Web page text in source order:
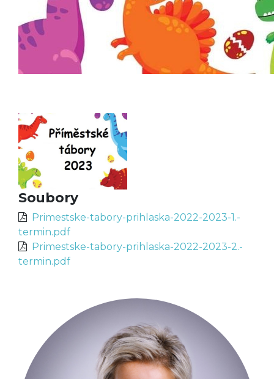
Soubory
Primestske-tabory-prihlaska-2022-2023-1.-
termin.pdf
Primestske-tabory-prihlaska-2022-2023-2.-
termin.pdf